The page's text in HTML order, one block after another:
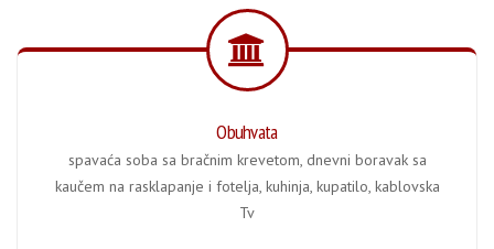
Obuhvata
spavaća soba sa bračnim krevetom, dnevni boravak sa
kaučem na rasklapanje i fotelja, kuhinja, kupatilo, kablovska
Tv